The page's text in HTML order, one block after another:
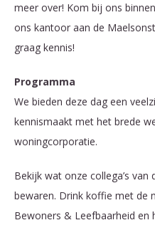
meer over! Kom bij ons
ons kantoor aan de
graag kennis!
Programma
We bieden deze dag een
kennismaakt met het brede
woningcorporatie.
Bekijk wat onze collega’s
bewaren. Drink koffie met de
Bewoners & Leefbaarheid en